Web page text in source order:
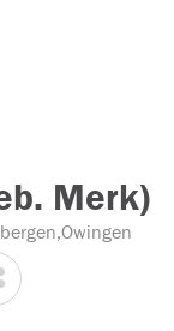
Merk)